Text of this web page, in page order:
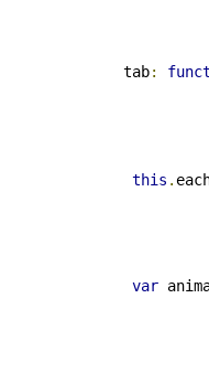
tab:
this .
var